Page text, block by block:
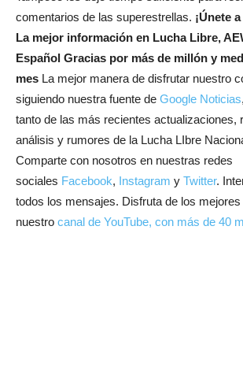
comentarios de las superestrellas. ¡Únete a
La mejor información en Lucha Libre,
Español Gracias por más de millón y
mes La mejor manera de disfrutar nuestro
siguiendo nuestra fuente de Google Noticias
tanto de las más recientes actualizaciones,
análisis y rumores de la Lucha LIbre
Comparte con nosotros en nuestras redes
sociales Facebook, Instagram y Twitter.
todos los mensajes. Disfruta de los
nuestro canal de YouTube, con más de 40